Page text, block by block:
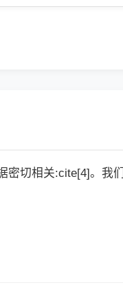
密切相关:cite[4]。我